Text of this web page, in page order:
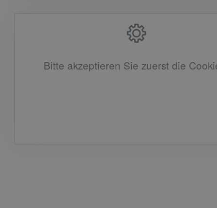
Bitte akzeptieren Sie zuerst die